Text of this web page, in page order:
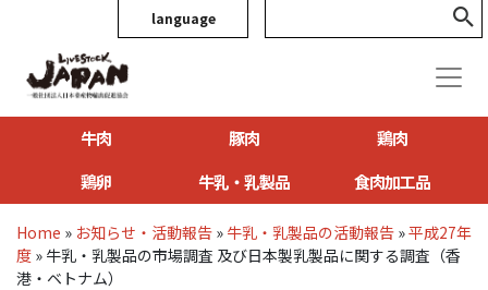
language
牛肉 豚肉
鶏肉
鶏卵
牛乳・乳製品 食肉加工品
Home » お知らせ・活動報告 » 牛乳・乳製品の活動報告 »平成27年
度 » 牛乳・乳製品の市場調査 及び日本製乳製品に関する調査（香
港・ベトナム）